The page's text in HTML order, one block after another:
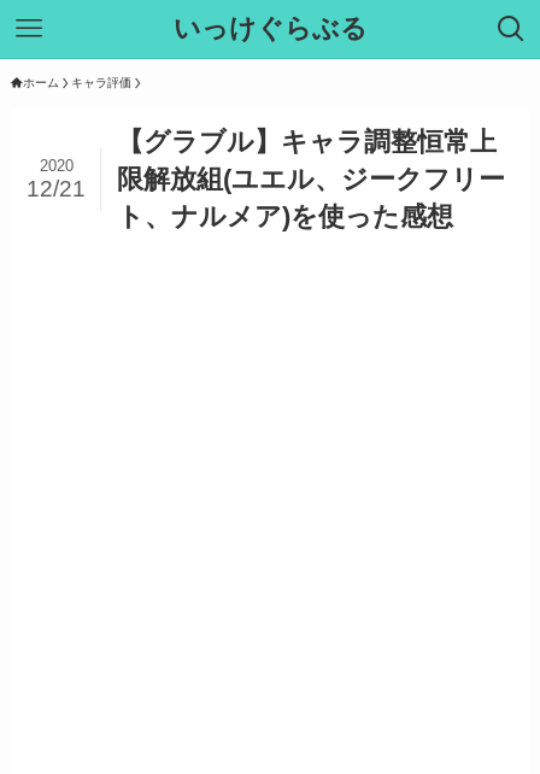
いっけぐらぶる
ホーム キャラ評価
【グラブル】キャラ調整恒常上
限解放組(ユエル、ジークフリー
ト、ナルメア)を使った感想
2020
12/21